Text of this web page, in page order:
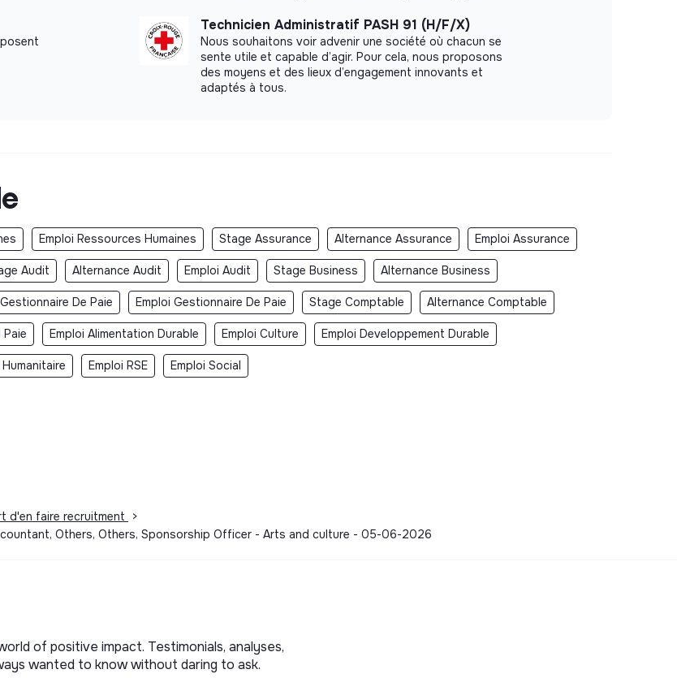
Technicien Administratif PASH 91 (H/F/X)
Nous souhaitons voir advenir une société où chacun se
sente utile et capable d’agir. Pour cela, nous proposons
des moyens et des lieux d’engagement innovants et
adaptés à tous.
Emploi Ressources Humaines Stage Assurance Alternance Assurance Emploi Assurance
Audit Alternance Audit Emploi Audit Stage Business Alternance Business
De Paie Emploi Gestionnaire De Paie Stage Comptable Alternance Comptable
Paie Emploi Alimentation Durable Emploi Culture Emploi Developpement Durable
Emploi RSE Emploi Social
d'en faire recruitment
>
Others, Others, Sponsorship Officer - Arts and culture - 05-06-2026
of positive impact. Testimonials, analyses,
wanted to know without daring to ask.